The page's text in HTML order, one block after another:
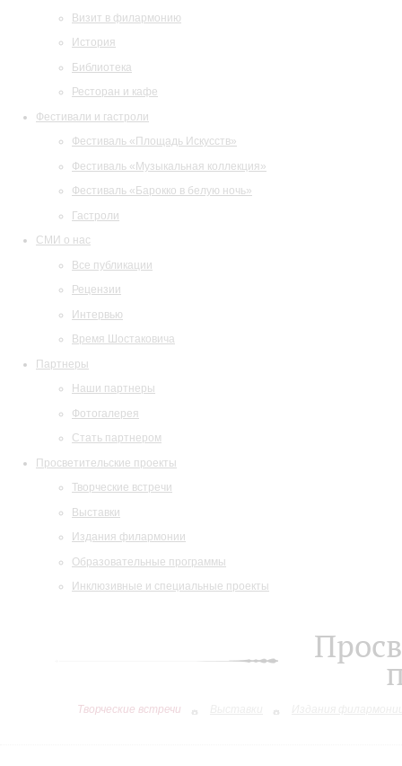
Визит в филармонию
История
Библиотека
Ресторан и кафе
Фестивали и гастроли
Фестиваль «Площадь Искусств»
Фестиваль «Музыкальная коллекция»
Фестиваль «Барокко в белую ночь»
Гастроли
СМИ о нас
Все публикации
Рецензии
Интервью
Время Шостаковича
Партнеры
Наши партнеры
Фотогалерея
Стать партнером
Просветительские проекты
Творческие встречи
Выставки
Издания филармонии
Образовательные программы
Инклюзивные и специальные проекты
Творческие встречи